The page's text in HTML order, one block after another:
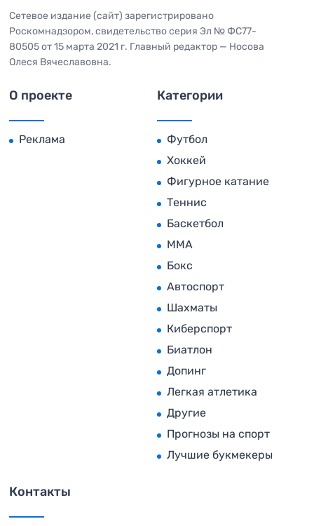
Сетевое издание (сайт) зарегистрировано
Роскомнадзором, свидетельство серия Эл № ФС77-
80505 от 15 марта 2021 г. Главный редактор — Носова
Олеся Вячеславовна.
О проекте
Реклама
Категории
Футбол
Хоккей
Фигурное катание
Теннис
Баскетбол
MMA
Бокс
Автоспорт
Шахматы
Киберспорт
Биатлон
Допинг
Легкая атлетика
Другие
Прогнозы на спорт
Лучшие букмекеры
Контакты